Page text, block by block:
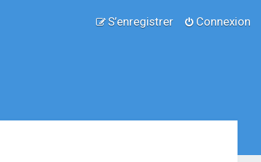
Connexion
S’enregistrer